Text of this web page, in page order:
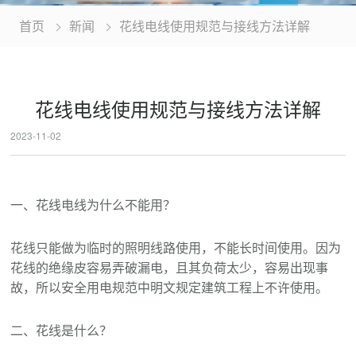
首页 新闻 花线电线使用规范与接线方法详解
花线电线使用规范与接线方法详解
2023-11-02
一、花线电线为什么不能用？
花线只能做为临时的照明线路使用，不能长时间使用。因为
花线的绝缘皮容易弄破漏电，且其负荷太少，容易出现事
故，所以安全用电规范中明文规定建筑工程上不许使用。
二、花线是什么？